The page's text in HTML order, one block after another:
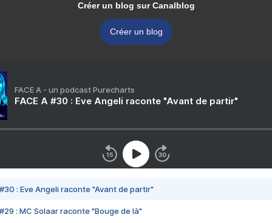
Créer un blog sur Canalblog
Créer un blog
FACE A - un podcast Purecharts
FACE A #30 : Eve Angeli raconte "Avant de partir"
#30 : Eve Angeli raconte "Avant de partir"
#29 : MC Solaar raconte "Bouge de là"